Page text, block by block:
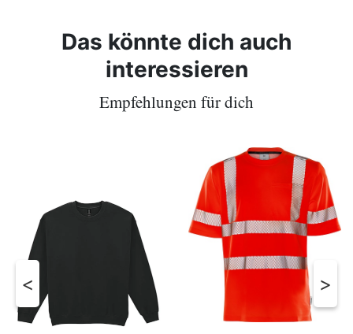
Das könnte dich auch
interessieren
Empfehlungen für dich